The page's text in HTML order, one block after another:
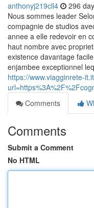
anthonyj219cll4 296
Nous sommes leader
compagnie de studios
annee a elle redevoir en
haut nombre avec
existence davantage
enjambee exceptionnel
https://www.viagginrete-
Comments
Comments
Submit a Comment
No HTML